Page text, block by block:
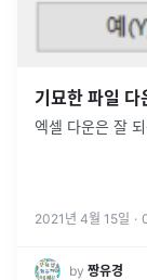
기묘한 파일 다
엑셀 다운은 잘
2021년 4월 15일 ·
by 짱유경